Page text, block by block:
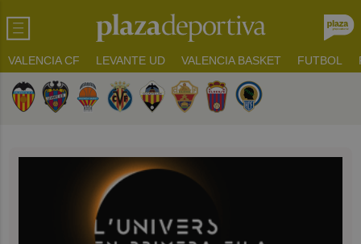
VALENCIA CF LEVANTE UD VALENCIA BASKET FUTBOL